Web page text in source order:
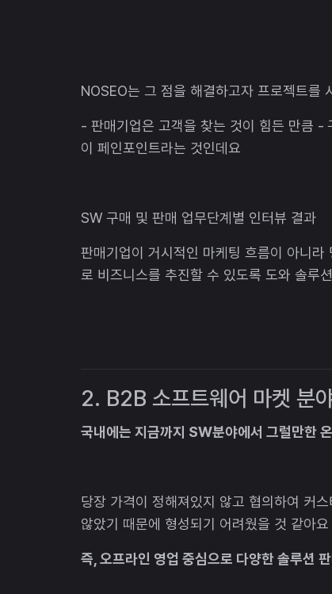
NOSEO는 그 점을 해결하고자 프로젝트를
- 판매기업은 고객을 찾는 것이 힘든 만큼 -
이 페인포인트라는 것인데요
SW 구매 및 판매 업무단계별 인터뷰 결과
판매기업이 거시적인 마케팅 흐름이 아니
로 비즈니스를 추진할 수 있도록 도와 솔루
2. B2B 소프트웨어 마켓 분
국내에는 지금까지 SW분야에서 그럴만한
당장 가격이 정해져있지 않고 협의하여 커
않았기 때문에 형성되기 어려웠을 것 같아요
즉, 오프라인 영업 중심으로 다양한 솔루션